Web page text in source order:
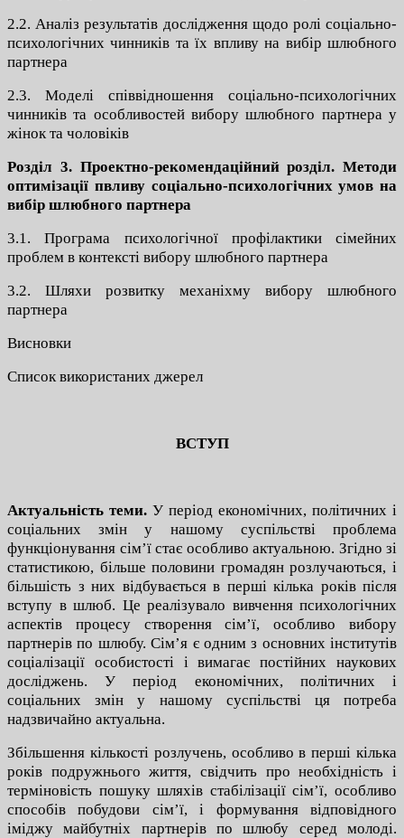
2.2. Аналіз результатів дослідження щодо ролі соціально-
психологічних чинників та їх впливу на вибір шлюбного
партнера
2.3. Моделі співвідношення соціально-психологічних
чинників та особливостей вибору шлюбного партнера у
жінок та чоловіків
Розділ 3. Проектно-рекомендаційний розділ. Методи
оптимізації пвливу соціально-психологічних умов на
вибір шлюбного партнера
3.1. Програма психологічної профілактики сімейних
проблем в контексті вибору шлюбного партнера
3.2. Шляхи розвитку механіхму вибору шлюбного
партнера
Висновки
Список використаних джерел
ВСТУП
Актуальність теми. У період економічних, політичних і
соціальних змін у нашому суспільстві проблема
функціонування сім’ї стає особливо актуальною. Згідно зі
статистикою, більше половини громадян розлучаються, і
більшість з них відбувається в перші кілька років після
вступу в шлюб. Це реалізувало вивчення психологічних
аспектів процесу створення сім’ї, особливо вибору
партнерів по шлюбу. Сім’я є одним з основних інститутів
соціалізації особистості і вимагає постійних наукових
досліджень. У період економічних, політичних і
соціальних змін у нашому суспільстві ця потреба
надзвичайно актуальна.
Збільшення кількості розлучень, особливо в перші кілька
років подружнього життя, свідчить про необхідність і
терміновість пошуку шляхів стабілізації сім’ї, особливо
способів побудови сім’ї, і формування відповідного
іміджу майбутніх партнерів по шлюбу серед молоді.